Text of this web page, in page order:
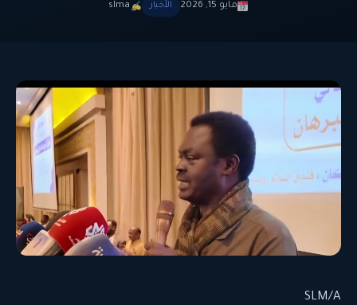
مايو 15, 2026 الأخبار slma
SLM/A